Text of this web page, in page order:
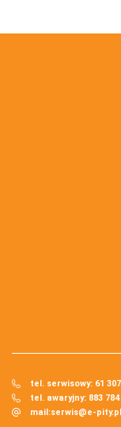
tel. serwisowy: 61
tel. awaryjny: 883 784
mail:serwis@e-pity.pl